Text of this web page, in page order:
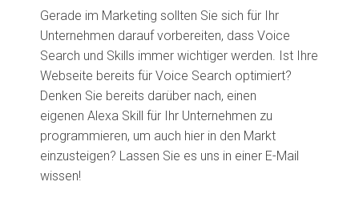
Gerade im Marketing sollten Sie sich für Ihr
Unternehmen darauf vorbereiten, dass Voice
Search und Skills immer wichtiger werden. Ist Ihre
Webseite bereits für Voice Search optimiert?
Denken Sie bereits darüber nach, einen
eigenen Alexa Skill für Ihr Unternehmen zu
programmieren, um auch hier in den Markt
einzusteigen? Lassen Sie es uns in einer E-Mail
wissen!